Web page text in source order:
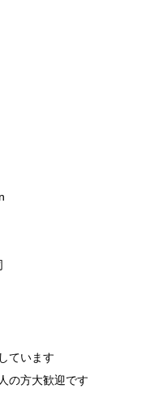
ています
の方大歓迎です